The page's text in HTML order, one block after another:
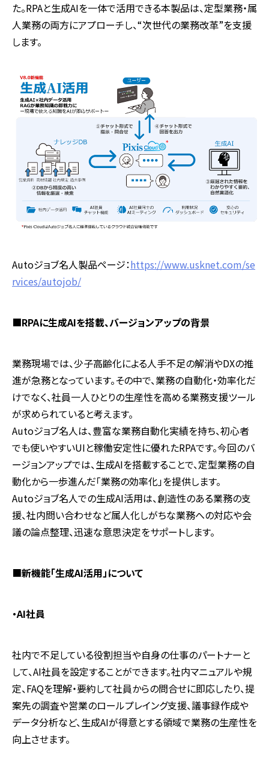
た。RPAと生成AIを一体で活用できる本製品は、定型業務・属
人業務の両方にアプローチし、“次世代の業務改革”を支援
します。
Autoジョブ名人製品ページ：https://www.usknet.com/se
rvices/autojob/
■RPAに生成AIを搭載、バージョンアップの背景
業務現場では、少子高齢化による人手不足の解消やDXの推
進が急務となっています。その中で、業務の自動化・効率化だ
けでなく、社員一人ひとりの生産性を高める業務支援ツール
が求められていると考えます。
Autoジョブ名人は、豊富な業務自動化実績を持ち、初心者
でも使いやすいUIと稼働安定性に優れたRPAです。今回のバ
ージョンアップでは、生成AIを搭載することで、定型業務の自
動化から一歩進んだ「業務の効率化」を提供します。
Autoジョブ名人での生成AI活用は、創造性のある業務の支
援、社内問い合わせなど属人化しがちな業務への対応や会
議の論点整理、迅速な意思決定をサポートします。
■新機能「生成AI活用」について
・AI社員
社内で不足している役割担当や自身の仕事のパートナーと
して、AI社員を設定することができます。社内マニュアルや規
定、FAQを理解・要約して社員からの問合せに即応したり、提
案先の調査や営業のロールプレイング支援、議事録作成や
データ分析など、生成AIが得意とする領域で業務の生産性を
向上させます。